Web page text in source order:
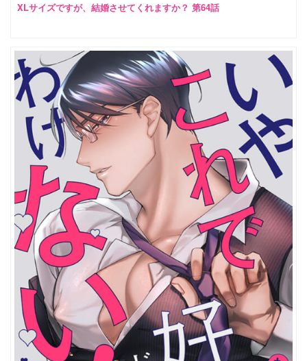
XLサイズですが、結婚させてくれますか？ 第64話